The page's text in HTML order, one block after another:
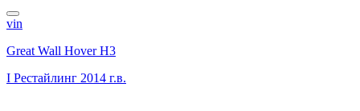
vin
Great Wall Hover H3
I Рестайлинг 2014 г.в.